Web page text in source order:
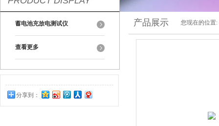
蓄电池充放电测试仪
查看更多
分享到：
产品展示 您现在的位置: